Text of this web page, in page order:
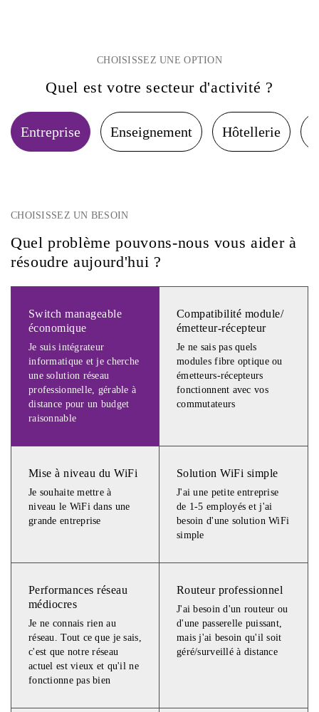
CHOISISSEZ UNE OPTION
Quel est votre secteur d'activité ?
Entreprise Enseignement Hôtellerie
CHOISISSEZ UN BESOIN
Quel problème pouvons-nous vous aider à
résoudre aujourd'hui ?
Switch manageable
économique
Je suis intégrateur
informatique et je cherche
une solution réseau
professionnelle, gérable à
distance pour un budget
raisonnable
Compatibilité module/
émetteur-récepteur
Je ne sais pas quels
modules fibre optique ou
émetteurs-récepteurs
fonctionnent avec vos
commutateurs
Mise à niveau du WiFi
Je souhaite mettre à
niveau le WiFi dans une
grande entreprise
Solution WiFi simple
J'ai une petite entreprise
de 1-5 employés et j'ai
besoin d'une solution WiFi
simple
Performances réseau
médiocres
Je ne connais rien au
réseau. Tout ce que je sais,
c'est que notre réseau
actuel est vieux et qu'il ne
fonctionne pas bien
Routeur professionnel
J'ai besoin d'un routeur ou
d'une passerelle puissant,
mais j'ai besoin qu'il soit
géré/surveillé à distance